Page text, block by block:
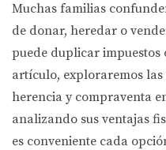
Muchas familias
de donar, heredar o
puede duplicar impuestos
artículo, exploraremos
herencia y compraventa
analizando sus ventajas
es conveniente cada